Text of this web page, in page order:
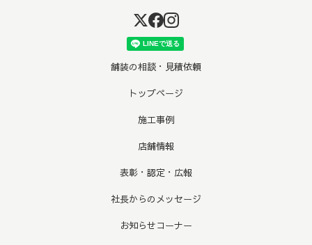
舗装の相談・見積依頼
トップページ
施工事例
店舗情報
表彰・認定・広報
社長からのメッセージ
お知らせコーナー